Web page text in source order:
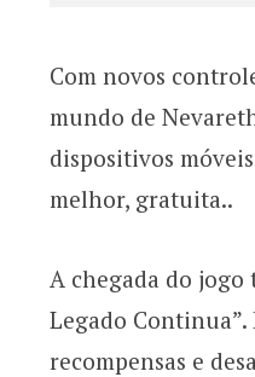
Com novos
mundo de
dispositivos
melhor, gratuita..
A chegada do jogo
Legado
recompensas e